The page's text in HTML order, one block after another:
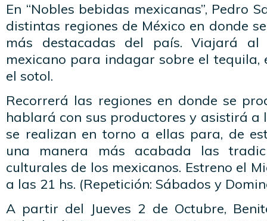
En “Nobles bebidas mexicanas”, Pedro
distintas regiones de México en donde
más destacadas del país. Viajará al
mexicano para indagar sobre el tequila,
el sotol.
Recorrerá las regiones en donde se
hablará con sus productores y asistirá a
se realizan en torno a ellas para, de
una manera más acabada las
culturales de los mexicanos. Estreno el
a las 21 hs. (Repetición: Sábados y
A partir del Jueves 2 de Octubre,